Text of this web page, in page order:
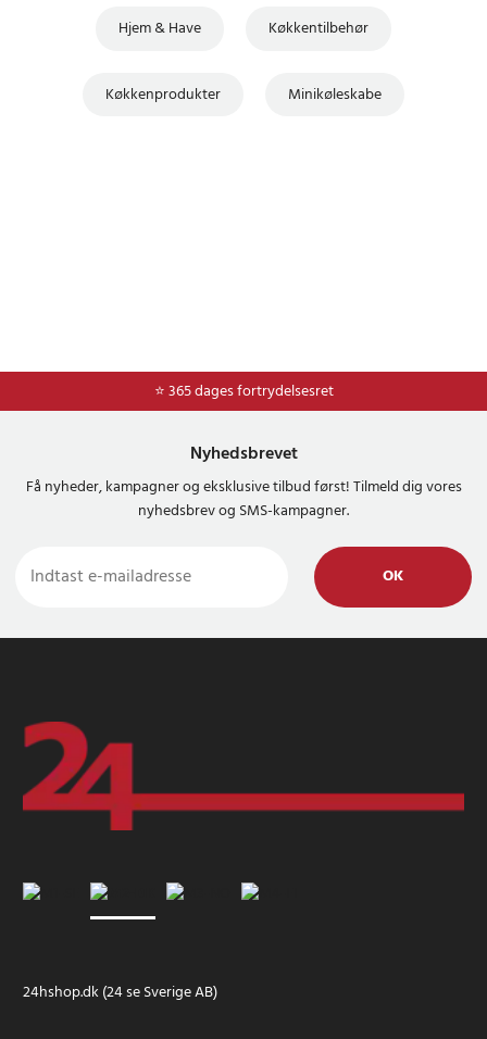
Hjem & Have Køkkentilbehør
Køkkenprodukter Minikøleskabe
⭐ 365 dages fortrydelsesret
⭐ Nem og sikker betaling med mobilepay og dankort
Nyhedsbrevet
Få nyheder, kampagner og eksklusive tilbud først! Tilmeld dig vores
nyhedsbrev og SMS-kampagner.
OK
24hshop.dk (24 se Sverige AB)